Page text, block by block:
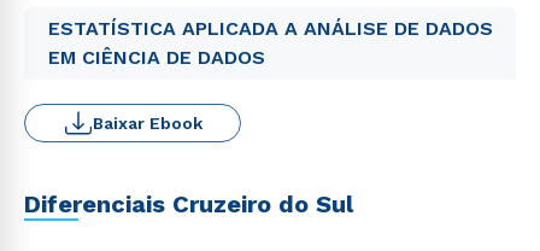
ESTATÍSTICA APLICADA A ANÁLISE DE DADOS
EM CIÊNCIA DE DADOS
Baixar Ebook
Diferenciais Cruzeiro do Sul